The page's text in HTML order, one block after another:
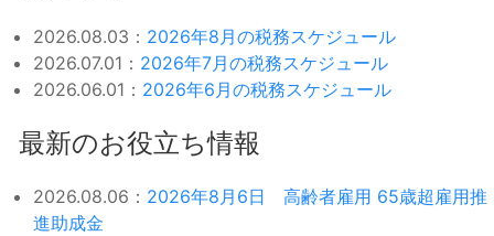
2026.08.03： 2026年8月の税務スケジュール
2026.07.01： 2026年7月の税務スケジュール
2026.06.01： 2026年6月の税務スケジュール
最新のお役立ち情報
2026.08.06： 2026年8月6日 高齢者雇用 65歳超雇用推
進助成金